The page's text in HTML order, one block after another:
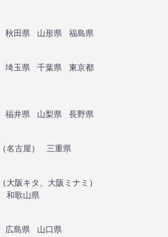
秋田県 山形県
福島県
埼玉県 千葉県
東京都
福井県 山梨県
長野県
（名古屋）
三重県
（大阪キタ、 大阪ミナミ ）
和歌山県
広島県
山口県